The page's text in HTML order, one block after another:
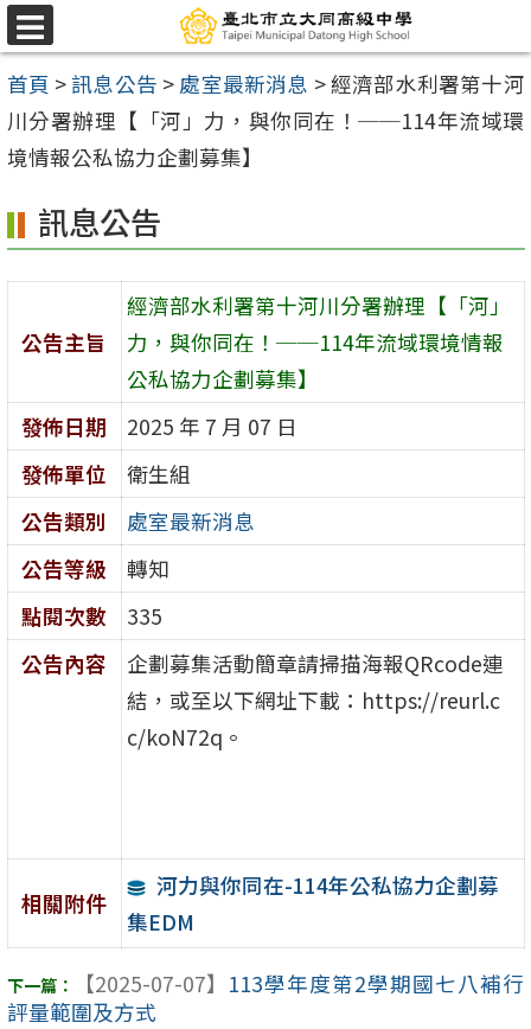
跳
至
主
要
內
區
選
單
首頁 >訊息公告 > 處室最新消息 >經濟部水利署第十河
川分署辦理【「河」力，與你同在！──114年流域環
境情報公私協力企劃募集】
訊息公告
公告主旨
經濟部水利署第十河川分署辦理【「河」
力，與你同在！──114年流域環境情報
公私協力企劃募集】
發佈日期
2025 年 7 月 07 日
發佈單位
衛生組
公告類別
處室最新消息
公告等級
轉知
點閱次數
335
公告內容
企劃募集活動簡章請掃描海報QRcode連
結，或至以下網址下載：https://reurl.c
c/koN72q。
相關附件
河力與你同在-114年公私協力企劃募
集EDM
【2025-07-07】 113學年度第2學期國七八補行
評量範圍及方式